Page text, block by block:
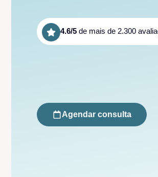
4.6/5 de mais de 2.300
Agendar consulta